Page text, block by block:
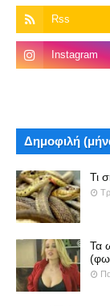
Δημοφιλή
Τι
Τα